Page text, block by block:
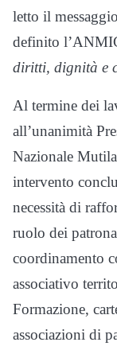
letto il
definito
diritti, dignità e
Al termine dei
all’unanimità
Nazionale
intervento
necessità di
ruolo dei
coordinamento
associativo
Formazione,
associazioni di